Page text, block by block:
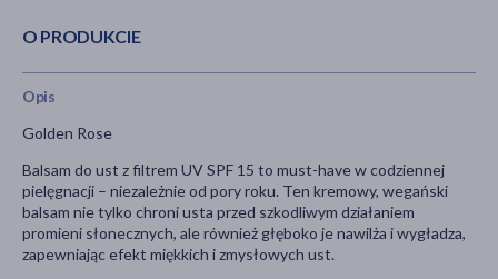
O PRODUKCIE
Opis
Golden Rose
Balsam do ust z filtrem UV SPF 15 to must-have w codziennej
pielęgnacji – niezależnie od pory roku. Ten kremowy, wegański
balsam nie tylko chroni usta przed szkodliwym działaniem
promieni słonecznych, ale również głęboko je nawilża i wygładza,
zapewniając efekt miękkich i zmysłowych ust.